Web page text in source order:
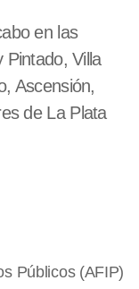
en las
Pintado, Villa
Ascensión,
de La Plata
Públicos (AFIP)